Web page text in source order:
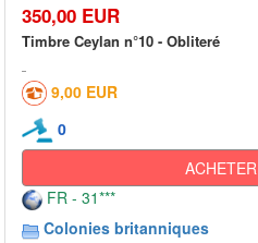
350,00 EUR
Timbre Ceylan n°10 - Obliteré
9,00 EUR
0
ACHETER
FR - 31***
Colonies britanniques